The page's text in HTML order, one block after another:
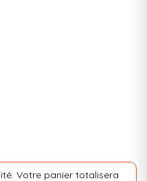
Votre panier totalisera